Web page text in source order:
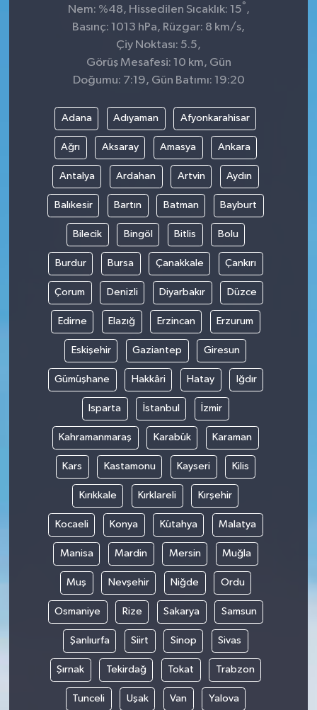
Nem: %48, Hissedilen Sıcaklık: 15° ,
Basınç: 1013 hPa, Rüzgar: 8 km/s,
Çiy Noktası: 5.5,
Görüş Mesafesi: 10 km, Gün
Doğumu: 7:19, Gün Batımı: 19:20
Adana Adıyaman Afyonkarahisar
Ağrı Aksaray Amasya Ankara
Antalya Ardahan Artvin Aydın
Balıkesir Bartın Batman Bayburt
Bilecik Bingöl Bitlis Bolu
Burdur Bursa Çanakkale Çankırı
Çorum Denizli Diyarbakır Düzce
Edirne Elazığ Erzincan Erzurum
Eskişehir Gaziantep Giresun
Gümüşhane Hakkâri Hatay Iğdır
Isparta İstanbul İzmir
Kahramanmaraş Karabük Karaman
Kars Kastamonu Kayseri Kilis
Kırıkkale Kırklareli Kırşehir
Kocaeli Konya Kütahya Malatya
Manisa Mardin Mersin Muğla
Muş Nevşehir Niğde Ordu
Osmaniye Rize Sakarya Samsun
Şanlıurfa Siirt Sinop Sivas
Şırnak Tekirdağ Tokat Trabzon
Tunceli Uşak Van Yalova